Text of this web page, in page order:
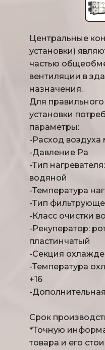
Центральные
установки)
частью
вентиляции в
назначения.
Для
установки
параметры:
-Расход воздуха
-Давление Ра
-Тип
водяной
-Температура
-Тип
-Класс очистки
-Рекуператор:
пластинчатый
-Секция
-Температура
+16
-
​Срок
*Точную
товара и его